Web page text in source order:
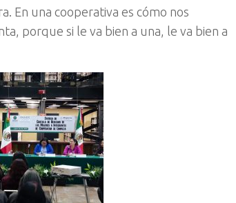
En una cooperativa es cómo nos
porque si le va bien a una, le va bien a